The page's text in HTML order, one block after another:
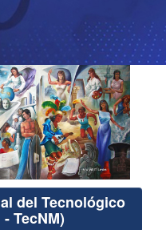
del Tecnológico
TecNM)